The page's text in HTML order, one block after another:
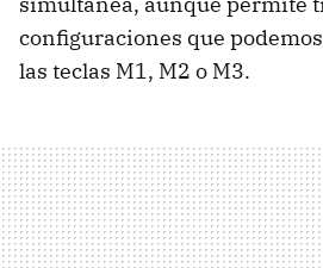
configuraciones que
las teclas M1, M2 o M3.